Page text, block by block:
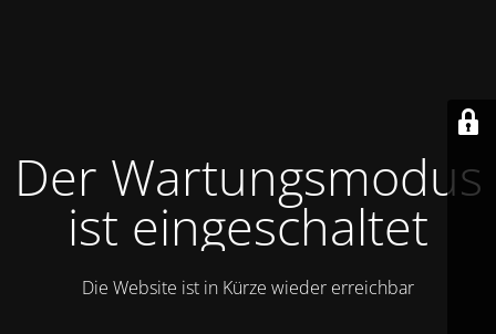
Der Wartungsmodus
ist eingeschaltet
Die Website ist in Kürze wieder erreichbar